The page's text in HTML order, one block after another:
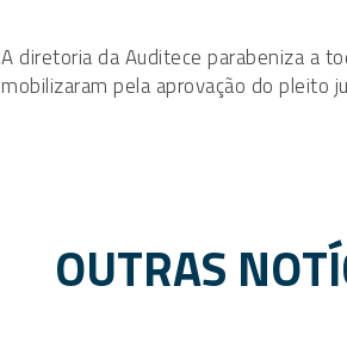
A diretoria da Auditece parabeniza a
mobilizaram pela aprovação do pleito
OUTRAS